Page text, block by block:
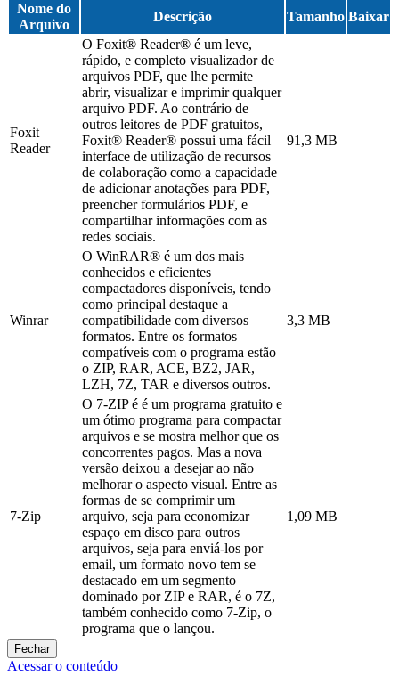
Nome do
Arquivo
Descrição Tamanho Baixar
Foxit
Reader
O Foxit® Reader® é um leve,
rápido, e completo visualizador de
arquivos PDF, que lhe permite
abrir, visualizar e imprimir qualquer
arquivo PDF. Ao contrário de
outros leitores de PDF gratuitos,
Foxit® Reader® possui uma fácil
interface de utilização de recursos
de colaboração como a capacidade
de adicionar anotações para PDF,
preencher formulários PDF, e
compartilhar informações com as
redes sociais.
91,3 MB
Winrar
O WinRAR® é um dos mais
conhecidos e eficientes
compactadores disponíveis, tendo
como principal destaque a
compatibilidade com diversos
formatos. Entre os formatos
compatíveis com o programa estão
o ZIP, RAR, ACE, BZ2, JAR,
LZH, 7Z, TAR e diversos outros.
3,3 MB
7-Zip
O 7-ZIP é é um programa gratuito e
um ótimo programa para compactar
arquivos e se mostra melhor que os
concorrentes pagos. Mas a nova
versão deixou a desejar ao não
melhorar o aspecto visual. Entre as
formas de se comprimir um
arquivo, seja para economizar
espaço em disco para outros
arquivos, seja para enviá-los por
email, um formato novo tem se
destacado em um segmento
dominado por ZIP e RAR, é o 7Z,
também conhecido como 7-Zip, o
programa que o lançou.
1,09 MB
Fechar
Acessar o conteúdo